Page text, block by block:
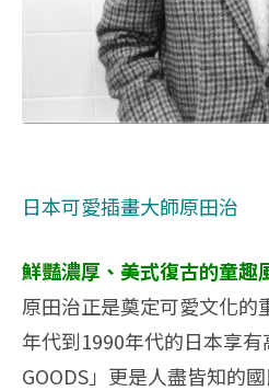
日本可愛插畫大師原田治
鮮豔濃厚、美式復古的童趣
原田治正是奠定可愛文化的
年代到1990年代的日本享有
GOODS」更是人盡皆知的